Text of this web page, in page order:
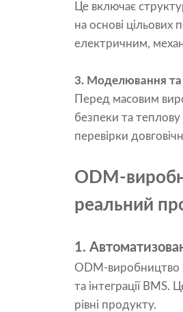
Це включає
на основі цільових
електричним,
3. Моделювання та
Перед масовим
безпеки та
перевірки
ODM-
реальний
1.
ODM-виробництво
та інтеграції BMS.
рівні продукту.